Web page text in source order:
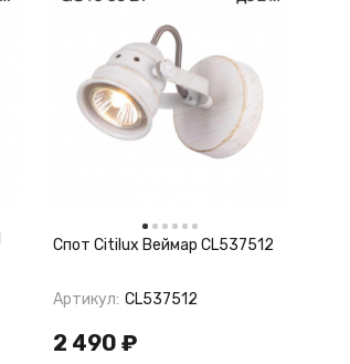
Спот Citilux Веймар CL537512
Артикул: CL537512
2 490 ₽